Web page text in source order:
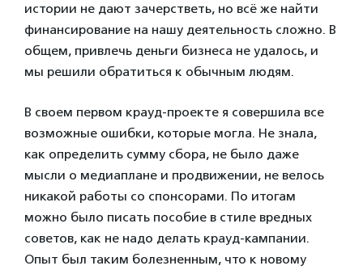
истории не дают зачерстветь, но всё же найти
финансирование на нашу деятельность сложно. В
общем, привлечь деньги бизнеса не удалось, и
мы решили обратиться к обычным людям.
В своем первом крауд-проекте я совершила все
возможные ошибки, которые могла. Не знала,
как определить сумму сбора, не было даже
мысли о медиаплане и продвижении, не велось
никакой работы со спонсорами. По итогам
можно было писать пособие в стиле вредных
советов, как не надо делать крауд-кампании.
Опыт был таким болезненным, что к новому